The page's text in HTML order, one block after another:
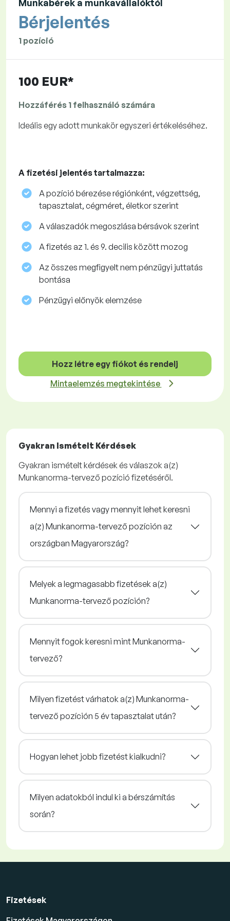
Munkabérek a munkavállalóktól
Bérjelentés
1 pozíció
100 EUR*
Hozzáférés 1 felhasználó számára
Ideális egy adott munkakör egyszeri értékeléséhez.
A fizetési jelentés tartalmazza:
A pozíció bérezése régiónként, végzettség,
tapasztalat, cégméret, életkor szerint
A válaszadók megoszlása ​​bérsávok szerint
A fizetés az 1. és 9. decilis között mozog
Az összes megfigyelt nem pénzügyi juttatás
bontása
Pénzügyi előnyök elemzése
Hozz létre egy fiókot és rendelj
Mintaelemzés megtekintése
Gyakran Ismételt Kérdések
Gyakran ismételt kérdések és válaszok a(z)
Munkanorma-tervező pozíció fizetéséről.
Mennyi a fizetés vagy mennyit lehet keresni
a(z) Munkanorma-tervező pozíción az
országban Magyarország?
Melyek a legmagasabb fizetések a(z)
Munkanorma-tervező pozíción?
Mennyit fogok keresni mint Munkanorma-
tervező?
Milyen fizetést várhatok a(z) Munkanorma-
tervező pozíción 5 év tapasztalat után?
Hogyan lehet jobb fizetést kialkudni?
Milyen adatokból indul ki a bérszámítás
során?
Fizetések